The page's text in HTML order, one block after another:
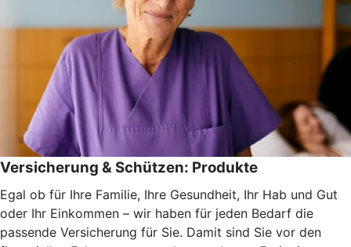
Versicherung & Schützen: Produkte
Egal ob für Ihre Familie, Ihre Gesundheit, Ihr Hab und Gut
oder Ihr Einkommen – wir haben für jeden Bedarf die
passende Versicherung für Sie. Damit sind Sie vor den